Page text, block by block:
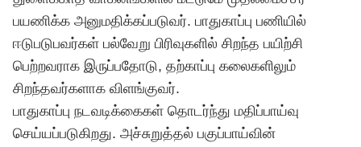
பயணிக்க அனுமதிக்கப்படுவர். பாதுகாப்பு பணியில்
ஈடுபடுபவர்கள் பல்வேறு பிரிவுகளில் சிறந்த பயிற்சி
பெற்றவராக இருப்பதோடு, தற்காப்பு கலைகளிலும்
சிறந்தவர்களாக விளங்குவர்.
பாதுகாப்பு நடவடிக்கைகள் தொடர்ந்து மதிப்பாய்வு
செய்யப்படுகிறது. அச்சுறுத்தல் பகுப்பாய்வின்